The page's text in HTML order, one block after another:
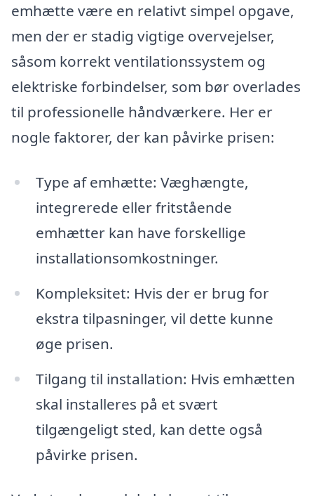
emhætte være en relativt simpel opgave,
men der er stadig vigtige overvejelser,
såsom korrekt ventilationssystem og
elektriske forbindelser, som bør overlades
til professionelle håndværkere. Her er
nogle faktorer, der kan påvirke prisen:
Type af emhætte: Væghængte,
integrerede eller fritstående
emhætter kan have forskellige
installationsomkostninger.
Kompleksitet: Hvis der er brug for
ekstra tilpasninger, vil dette kunne
øge prisen.
Tilgang til installation: Hvis emhætten
skal installeres på et svært
tilgængeligt sted, kan dette også
påvirke prisen.